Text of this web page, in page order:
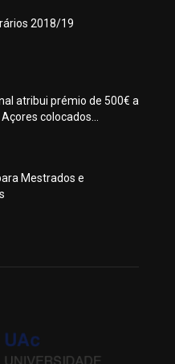
2018/19
atribui prémio de 500€ a
colocados...
Mestrados e